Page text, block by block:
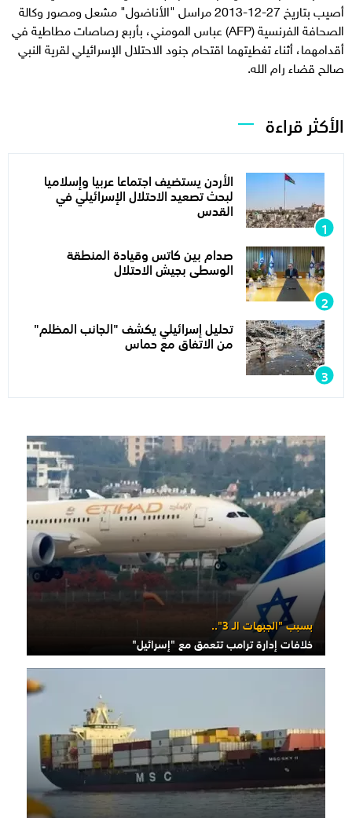
أصيب بتاريخ 27-12-2013 مراسل "الأناضول" مشعل ومصور وكالة
الصحافة الفرنسية (AFP) عباس المومني، بأربع رصاصات مطاطية في
أقدامهما، أثناء تغطيتهما اقتحام جنود الاحتلال الإسرائيلي لقرية النبي
صالح قضاء رام الله.
الأكثر قراءة
الأردن يستضيف اجتماعا عربيا وإسلاميا
لبحث تصعيد الاحتلال الإسرائيلي في
القدس
صدام بين كاتس وقيادة المنطقة
الوسطى بجيش الاحتلال
تحليل إسرائيلي يكشف "الجانب المظلم"
من الاتفاق مع حماس
بسبب "الجبهات الـ 3"..
خلافات إدارة ترامب تتعمق مع "إسرائيل"